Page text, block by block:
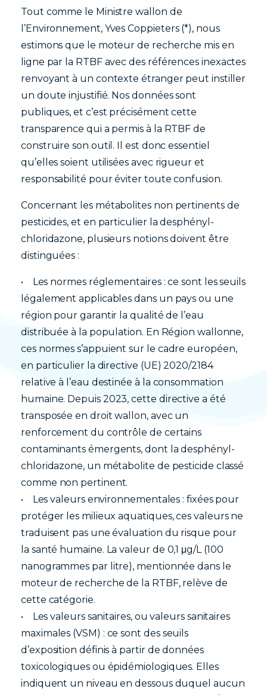
Tout comme le Ministre wallon de
l’Environnement, Yves Coppieters (*), nous
estimons que le moteur de recherche mis en
ligne par la RTBF avec des références inexactes
renvoyant à un contexte étranger peut instiller
un doute injustifié. Nos données sont
publiques, et c’est précisément cette
transparence qui a permis à la RTBF de
construire son outil. Il est donc essentiel
qu’elles soient utilisées avec rigueur et
responsabilité pour éviter toute confusion.
Concernant les métabolites non pertinents de
pesticides, et en particulier la desphényl-
chloridazone, plusieurs notions doivent être
distinguées :
• Les normes réglementaires : ce sont les seuils
légalement applicables dans un pays ou une
région pour garantir la qualité de l’eau
distribuée à la population. En Région wallonne,
ces normes s’appuient sur le cadre européen,
en particulier la directive (UE) 2020/2184
relative à l’eau destinée à la consommation
humaine. Depuis 2023, cette directive a été
transposée en droit wallon, avec un
renforcement du contrôle de certains
contaminants émergents, dont la desphényl-
chloridazone, un métabolite de pesticide classé
comme non pertinent.
• Les valeurs environnementales : fixées pour
protéger les milieux aquatiques, ces valeurs ne
traduisent pas une évaluation du risque pour
la santé humaine. La valeur de 0,1 μg/L (100
nanogrammes par litre), mentionnée dans le
moteur de recherche de la RTBF, relève de
cette catégorie.
• Les valeurs sanitaires, ou valeurs sanitaires
maximales (VSM) : ce sont des seuils
d’exposition définis à partir de données
toxicologiques ou épidémiologiques. Elles
indiquent un niveau en dessous duquel aucun